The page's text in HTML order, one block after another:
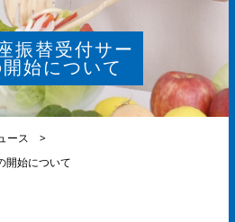
振替受付サー
始について
ース >
開始について